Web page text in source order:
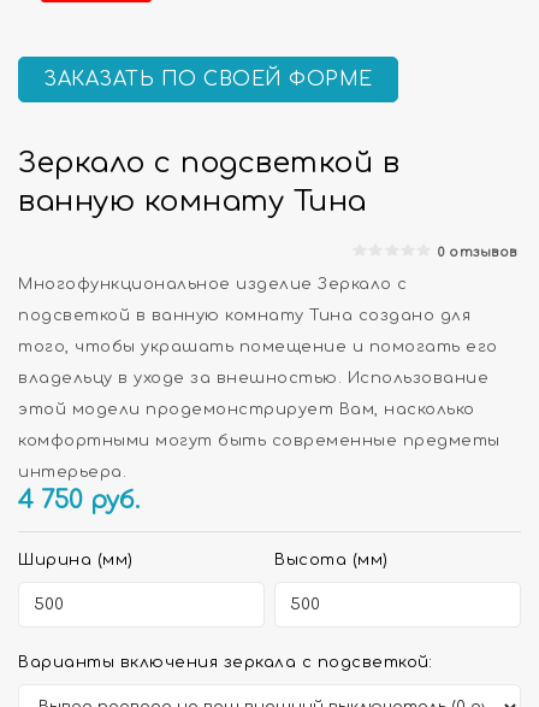
ЗАКАЗАТЬ ПО СВОЕЙ ФОРМЕ
Зеркало с подсветкой в
ванную комнату Тина
0 отзывов
Многофункциональное изделие Зеркало с
подсветкой в ванную комнату Тина создано для
того, чтобы украшать помещение и помогать его
владельцу в уходе за внешностью. Использование
этой модели продемонстрирует Вам, насколько
комфортными могут быть современные предметы
интерьера.
4 750 руб.
Ширина (мм) Высота (мм)
Варианты включения зеркала с подсветкой: